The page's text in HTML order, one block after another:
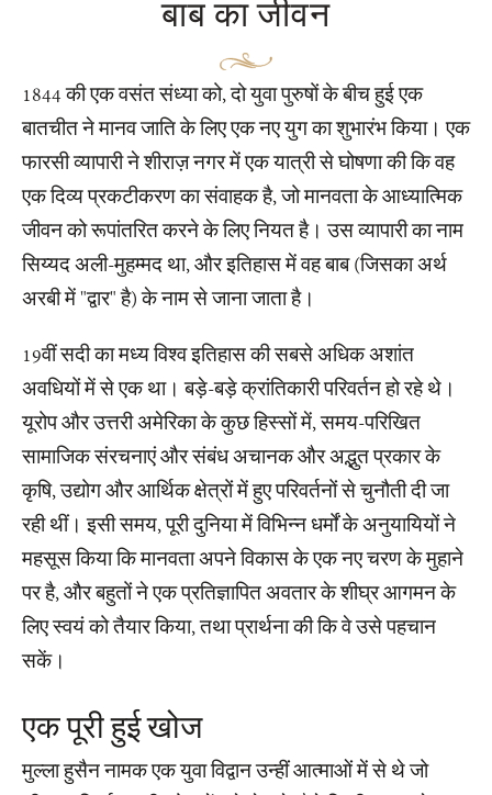
बाब का जीवन
1844 की एक वसंत संध्या को, दो युवा पुरुषों के बीच हुई एक
बातचीत ने मानव जाति के लिए एक नए युग का शुभारंभ किया। एक
फारसी व्यापारी ने शीराज़ नगर में एक यात्री से घोषणा की कि वह
एक दिव्य प्रकटीकरण का संवाहक है, जो मानवता के आध्यात्मिक
जीवन को रूपांतरित करने के लिए नियत है। उस व्यापारी का नाम
सिय्यद अली-मुहम्मद था, और इतिहास में वह बाब (जिसका अर्थ
अरबी में "द्वार" है) के नाम से जाना जाता है।
19वीं सदी का मध्य विश्व इतिहास की सबसे अधिक अशांत
अवधियों में से एक था। बड़े-बड़े क्रांतिकारी परिवर्तन हो रहे थे।
यूरोप और उत्तरी अमेरिका के कुछ हिस्सों में, समय-परिखित
सामाजिक संरचनाएं और संबंध अचानक और अद्भुत प्रकार के
कृषि, उद्योग और आर्थिक क्षेत्रों में हुए परिवर्तनों से चुनौती दी जा
रही थीं। इसी समय, पूरी दुनिया में विभिन्न धर्मों के अनुयायियों ने
महसूस किया कि मानवता अपने विकास के एक नए चरण के मुहाने
पर है, और बहुतों ने एक प्रतिज्ञापित अवतार के शीघ्र आगमन के
लिए स्वयं को तैयार किया, तथा प्रार्थना की कि वे उसे पहचान
सकें।
एक पूरी हुई खोज
मुल्ला हुसैन नामक एक युवा विद्वान उन्हीं आत्माओं में से थे जो